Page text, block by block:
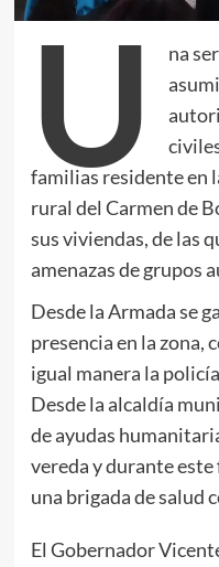
U
na
familias residente en
rural del Carmen de
sus viviendas, de las
amenazas de grupos
Desde la Armada se
presencia en la zona,
igual manera la
Desde la alcaldía
de ayudas
vereda y durante este
una brigada de salud
El Gobernador